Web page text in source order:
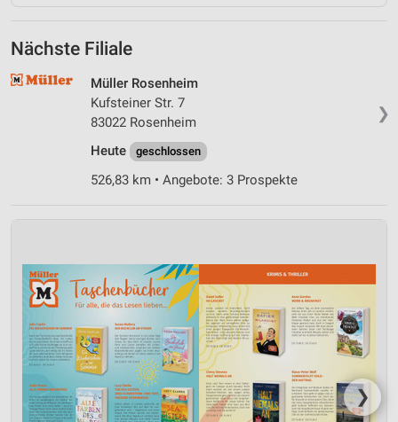
Nächste Filiale
❯
Müller Rosenheim
Kufsteiner Str. 7
83022 Rosenheim
Heute
geschlossen
526,83 km • Angebote: 3 Prospekte
❯